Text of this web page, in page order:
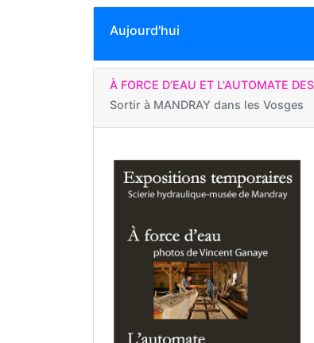
Aujourd'hui
À FORCE D’EAU ET L'AUTOMATE
Sortir à MANDRAY dans les Vosges